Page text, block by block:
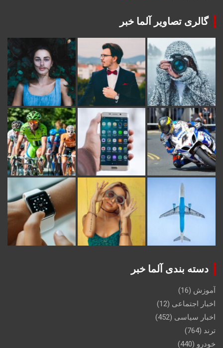
گالری تصاویر آلما خبر
دسته بندی آلما خبر
آموزش (16)
اخبار اجتماعی (12)
اخبار سیاسی (452)
ترند (764)
خودرو (440)